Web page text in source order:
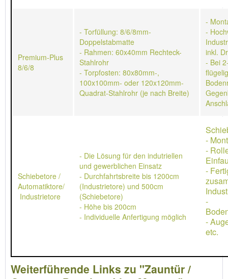
Premium-Plus
8/6/8
- Torfüllung: 8/6/8mm-
Doppelstabmatte
- Rahmen: 60x40mm Rechteck-
Stahlrohr
- Torpfosten: 80x80mm-,
100x100mm- oder 120x120mm-
Quadrat-Stahlrohr (je nach Breite)
-
-
inkl.
- Bei
Schiebetore /
Automatiktore/
Industrietore
- Die Lösung für den indutriellen
und gewerblichen Einsatz
- Durchfahrtsbreite bis 1200cm
(Industrietore) und 500cm
(Schiebetore)
- Höhe bis 200cm
- Individuelle Anfertigung möglich
-
-
-
-
-
etc.
Weiterführende Links zu "Zauntür /